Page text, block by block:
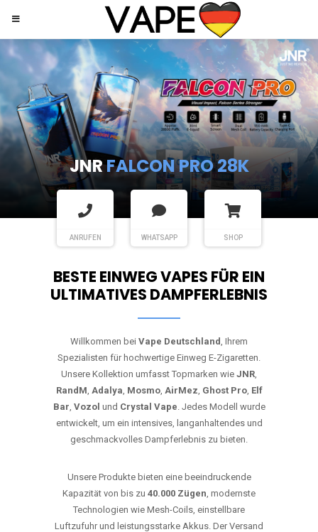
JNRSHISHA HOOKAH MAX
ANRUFEN WHATSAPP SHOP
BESTE EINWEG VAPES FÜR EIN
ULTIMATIVES DAMPFERLEBNIS
Willkommen bei Vape Deutschland, Ihrem
Spezialisten für hochwertige Einweg E-Zigaretten.
Unsere Kollektion umfasst Topmarken wie JNR,
RandM, Adalya, Mosmo, AirMez, Ghost Pro, Elf
Bar, Vozol und Crystal Vape. Jedes Modell wurde
entwickelt, um ein intensives, langanhaltendes und
geschmackvolles Dampferlebnis zu bieten.
Unsere Produkte bieten eine beeindruckende
Kapazität von bis zu 40.000 Zügen, modernste
Technologien wie Mesh-Coils, einstellbare
Luftzufuhr und leistungsstarke Akkus. Der Versand